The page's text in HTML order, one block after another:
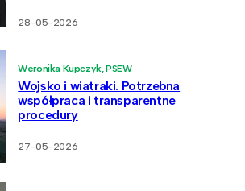
28-05-2026
Weronika Kupczyk, PSEW
Wojsko i wiatraki. Potrzebna
współpraca i transparentne
procedury
27-05-2026